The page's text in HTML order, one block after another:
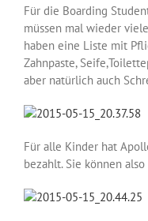
Nieuws
Sponsoring
Für die Boarding
müssen mal wieder
haben eine Liste mit
Zahnpaste,
aber natürlich auch
Für alle Kinder hat
bezahlt. Sie können